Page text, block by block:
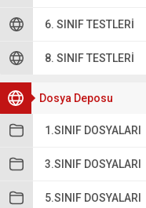
6. SINIF TESTLERI
8. SINIF TESTLERI
Dosya Deposu
1.SINIF DOSYALARI
3.SINIF DOSYALARI
5.SINIF DOSYALARI